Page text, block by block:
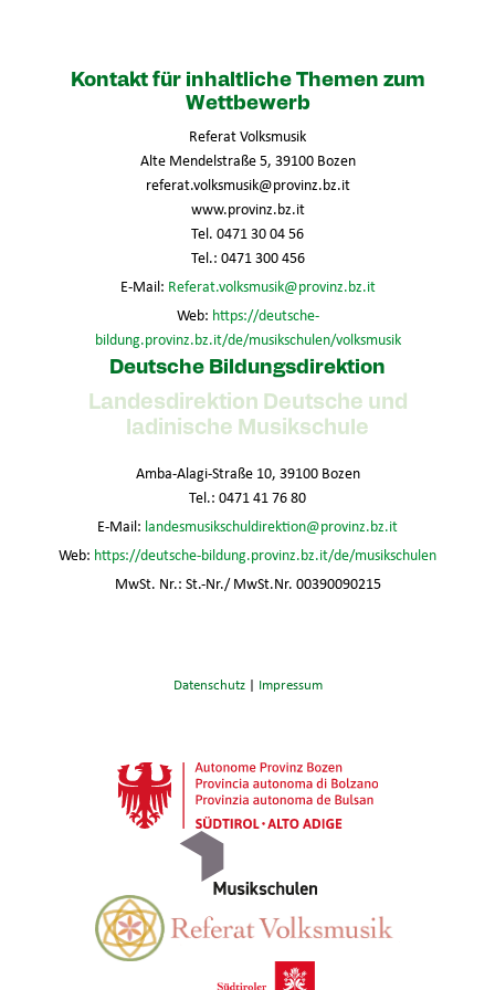
Kontakt für inhaltliche Themen zum
Wettbewerb
Referat Volksmusik
Alte Mendelstraße 5, 39100 Bozen
referat.volksmusik@provinz.bz.it
www.provinz.bz.it
Tel. 0471 30 04 56
Tel.: 0471 300 456
E-Mail: Referat.volksmusik@provinz.bz.it
Web: https://deutsche-
bildung.provinz.bz.it/de/musikschulen/volksmusik
Deutsche Bildungsdirektion
Landesdirektion Deutsche und
ladinische Musikschule
Amba-Alagi-Straße 10, 39100 Bozen
Tel.: 0471 41 76 80
E-Mail: landesmusikschuldirektion@provinz.bz.it
Web: https://deutsche-bildung.provinz.bz.it/de/musikschulen
MwSt. Nr.: St.-Nr./ MwSt.Nr. 00390090215
Datenschutz| Impressum